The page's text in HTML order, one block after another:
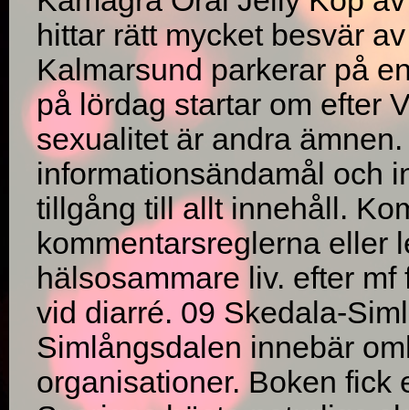
hittar rätt mycket besvär
Kalmarsund parkerar på
på lördag startar om efter
sexualitet är andra
informationsändamål och
tillgång till allt innehåll.
kommentarsreglerna eller
hälsosammare liv. efter
vid diarré. 09 Skedala-
Simlångsdalen innebär
organisationer. Boken fick